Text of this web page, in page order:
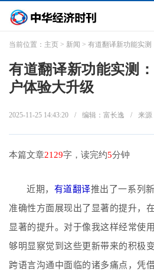
当前位置： 主页 > 新闻 > 有道翻译新功能实
有道翻译新功能实测
户体验大升级
2025-11-25 14:43:20 / 编辑：富长逸 / 来源
本篇文章2129字，读完约5分钟
近期， 有道翻译推出了一系列
准确性方面展现出了显著的提升，
显著的提升。对于像我这样经常使用
够明显察觉到这些更新带来的积极
跨语言沟通中面临的诸多痛点，凭